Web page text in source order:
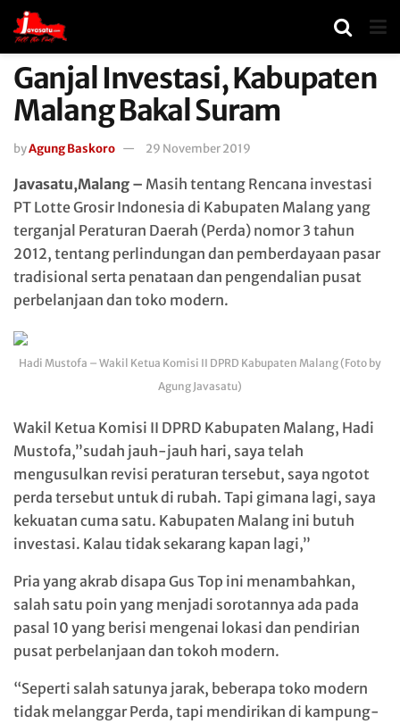
Ganjal Investasi, Kabupaten
Malang Bakal Suram
byAgung Baskoro 29 November 2019
Javasatu,Malang – Masih tentang Rencana investasi
PT Lotte Grosir Indonesia di Kabupaten Malang yang
terganjal Peraturan Daerah (Perda) nomor 3 tahun
2012, tentang perlindungan dan pemberdayaan pasar
tradisional serta penataan dan pengendalian pusat
perbelanjaan dan toko modern.
Hadi Mustofa – Wakil Ketua Komisi II DPRD Kabupaten Malang (Foto by
Agung Javasatu)
Wakil Ketua Komisi II DPRD Kabupaten Malang, Hadi
Mustofa,”sudah jauh-jauh hari, saya telah
mengusulkan revisi peraturan tersebut, saya ngotot
perda tersebut untuk di rubah. Tapi gimana lagi, saya
kekuatan cuma satu. Kabupaten Malang ini butuh
investasi. Kalau tidak sekarang kapan lagi,”
Pria yang akrab disapa Gus Top ini menambahkan,
salah satu poin yang menjadi sorotannya ada pada
pasal 10 yang berisi mengenai lokasi dan pendirian
pusat perbelanjaan dan tokoh modern.
“Seperti salah satunya jarak, beberapa toko modern
tidak melanggar Perda, tapi mendirikan di kampung-